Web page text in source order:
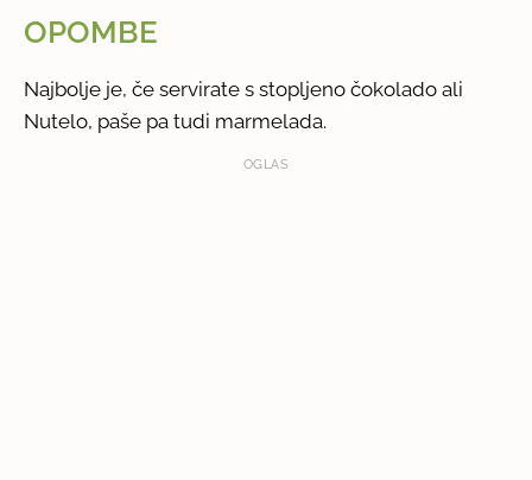
OPOMBE
Najbolje je, če servirate s stopljeno čokolado ali
Nutelo, paše pa tudi marmelada.
OGLAS